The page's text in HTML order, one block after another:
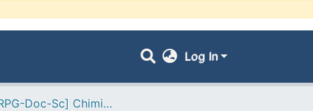
Log In
- [ VRPG-Doc-Sc] Chimie --- كيمياء